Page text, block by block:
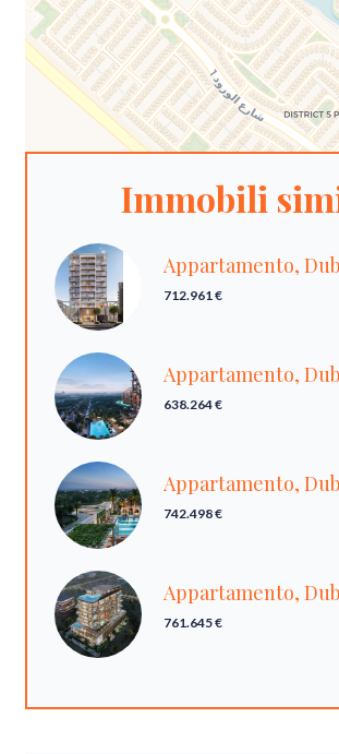
Immobili
Appartamento,
712.961 €
Appartamento,
638.264 €
Appartamento,
742.498 €
Appartamento,
761.645 €